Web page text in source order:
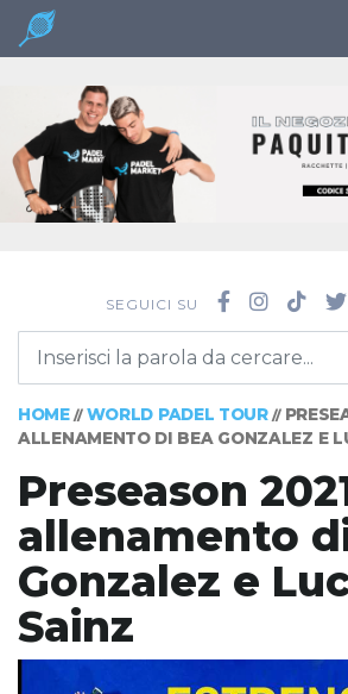
SEGUICI SU
HOME// WORLD PADEL TOUR//
ALLENAMENTO DI BEA GONZALEZ E
Preseason
allenamento
Gonzalez e
Sainz